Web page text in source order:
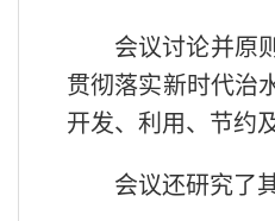
会议讨论并原
贯彻落实新时代治
开发、利用、节约
会议还研究了